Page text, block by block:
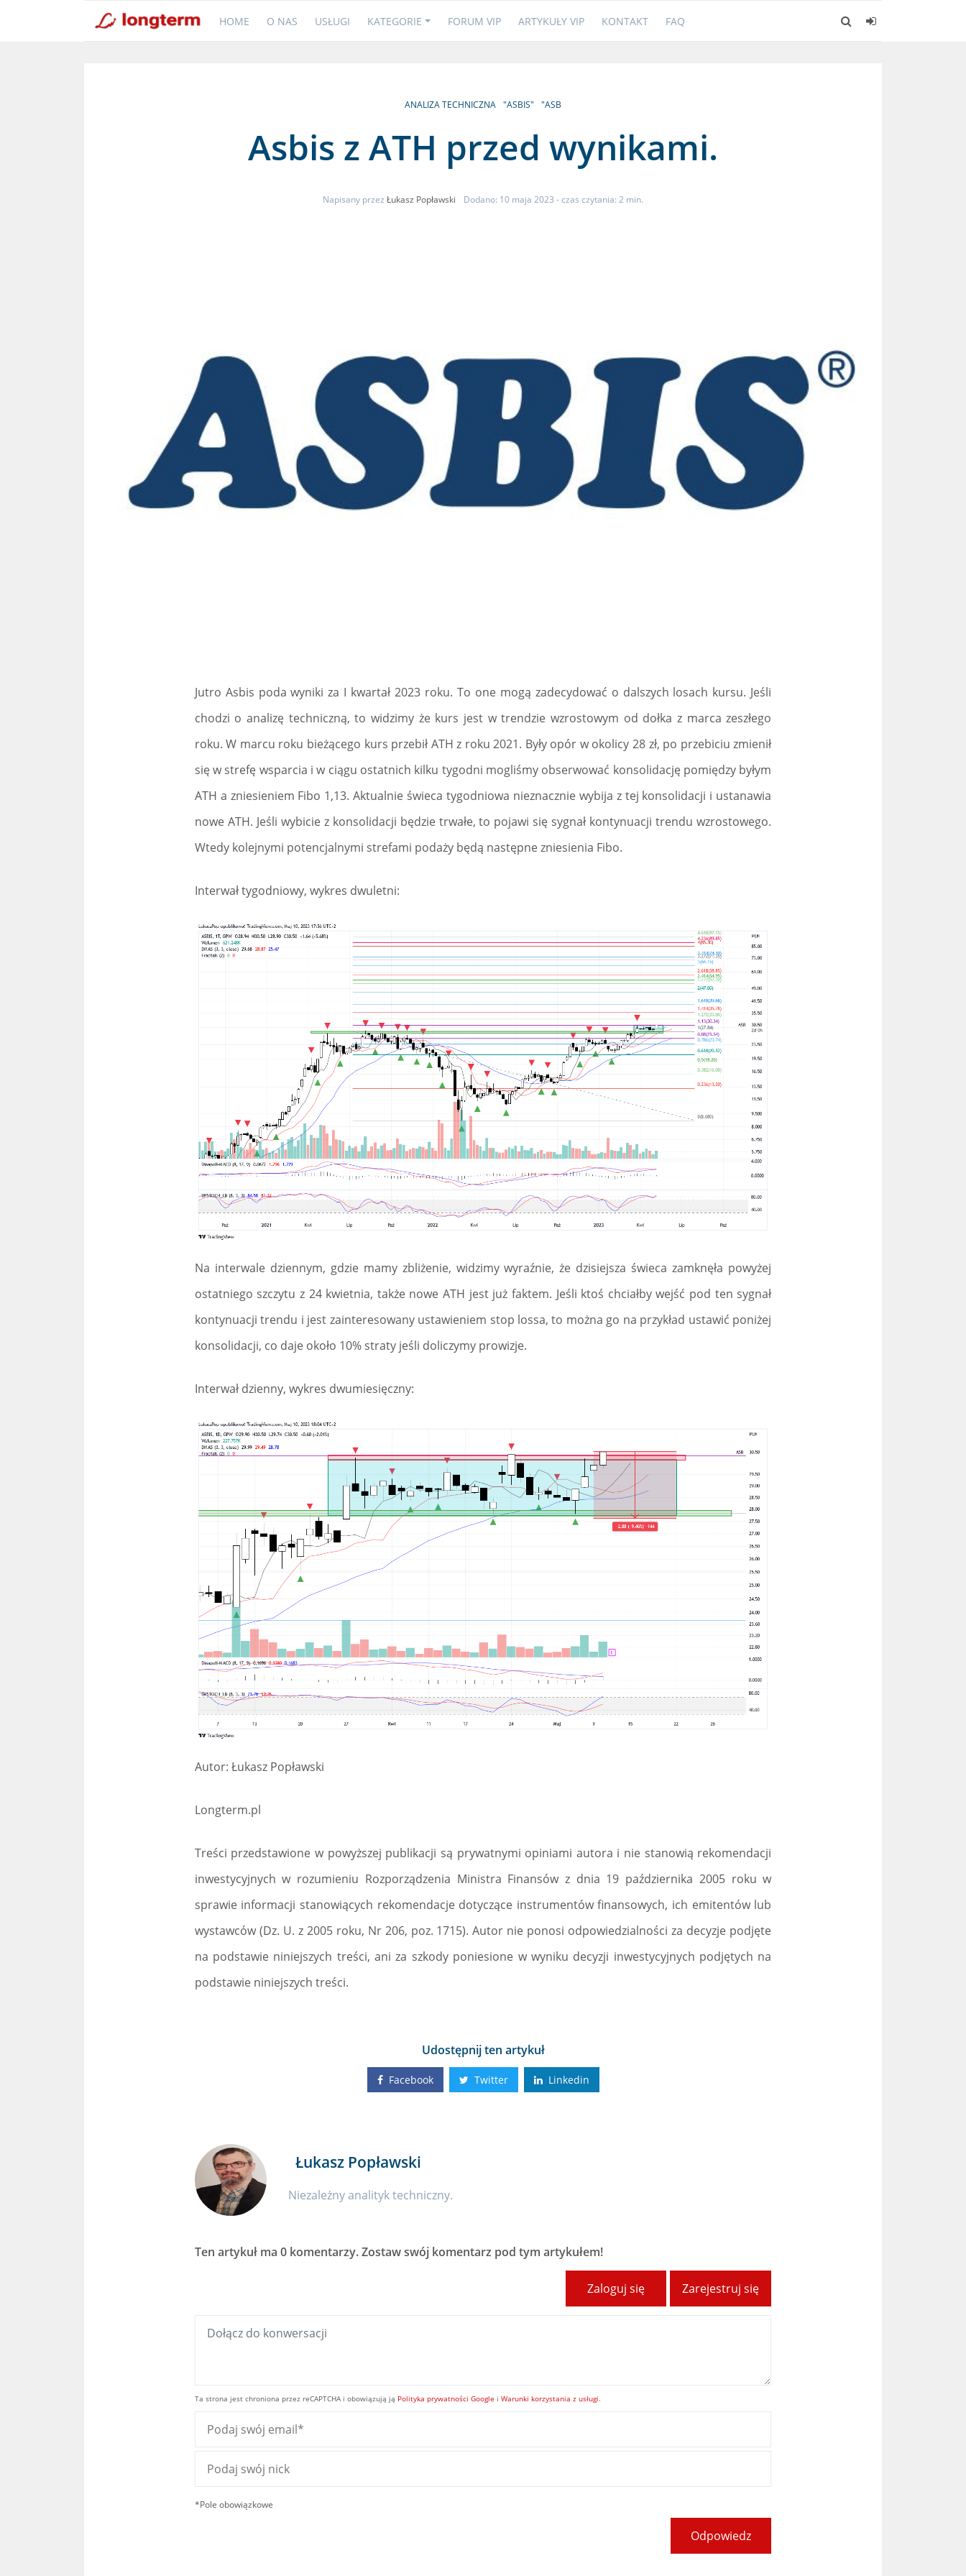
HOME O NAS USŁUGI KATEGORIE FORUM VIP ARTYKUŁY VIP KONTAKT FAQ
ANALIZA TECHNICZNA "ASBIS" "ASB
Asbis z ATH przed wynikami.
Napisany przez Łukasz Popławski Dodano: 10 maja 2023 - czas czytania: 2 min.
Jutro Asbis poda wyniki za I kwartał 2023 roku. To one mogą zadecydować o dalszych losach kursu. Jeśli
chodzi o analizę techniczną, to widzimy że kurs jest w trendzie wzrostowym od dołka z marca zeszłego
roku. W marcu roku bieżącego kurs przebił ATH z roku 2021. Były opór w okolicy 28 zł, po przebiciu zmienił
się w strefę wsparcia i w ciągu ostatnich kilku tygodni mogliśmy obserwować konsolidację pomiędzy byłym
ATH a zniesieniem Fibo 1,13. Aktualnie świeca tygodniowa nieznacznie wybija z tej konsolidacji i ustanawia
nowe ATH. Jeśli wybicie z konsolidacji będzie trwałe, to pojawi się sygnał kontynuacji trendu wzrostowego.
Wtedy kolejnymi potencjalnymi strefami podaży będą następne zniesienia Fibo.
Interwał tygodniowy, wykres dwuletni:
Na interwale dziennym, gdzie mamy zbliżenie, widzimy wyraźnie, że dzisiejsza świeca zamknęła powyżej
ostatniego szczytu z 24 kwietnia, także nowe ATH jest już faktem. Jeśli ktoś chciałby wejść pod ten sygnał
kontynuacji trendu i jest zainteresowany ustawieniem stop lossa, to można go na przykład ustawić poniżej
konsolidacji, co daje około 10% straty jeśli doliczymy prowizje.
Interwał dzienny, wykres dwumiesięczny:
Autor: Łukasz Popławski
Longterm.pl
Treści przedstawione w powyższej publikacji są prywatnymi opiniami autora i nie stanowią rekomendacji
inwestycyjnych w rozumieniu Rozporządzenia Ministra Finansów z dnia 19 października 2005 roku w
sprawie informacji stanowiących rekomendacje dotyczące instrumentów finansowych, ich emitentów lub
wystawców (Dz. U. z 2005 roku, Nr 206, poz. 1715). Autor nie ponosi odpowiedzialności za decyzje podjęte
na podstawie niniejszych treści, ani za szkody poniesione w wyniku decyzji inwestycyjnych podjętych na
podstawie niniejszych treści.
Udostępnij ten artykuł
Facebook Twitter Linkedin
Łukasz Popławski
Niezależny analityk techniczny.
Ten artykuł ma 0 komentarzy. Zostaw swój komentarz pod tym artykułem!
Zarejestruj się
Zaloguj się
Ta strona jest chroniona przez reCAPTCHA i obowiązują ją Polityka prywatności Google i Warunki korzystania z usługi.
*Pole obowiązkowe
Odpowiedz